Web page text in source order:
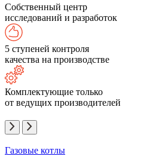
Собственный центр
исследований и разработок
5 ступеней контроля
качества на производстве
Комплектующие только
от ведущих производителей
Газовые котлы